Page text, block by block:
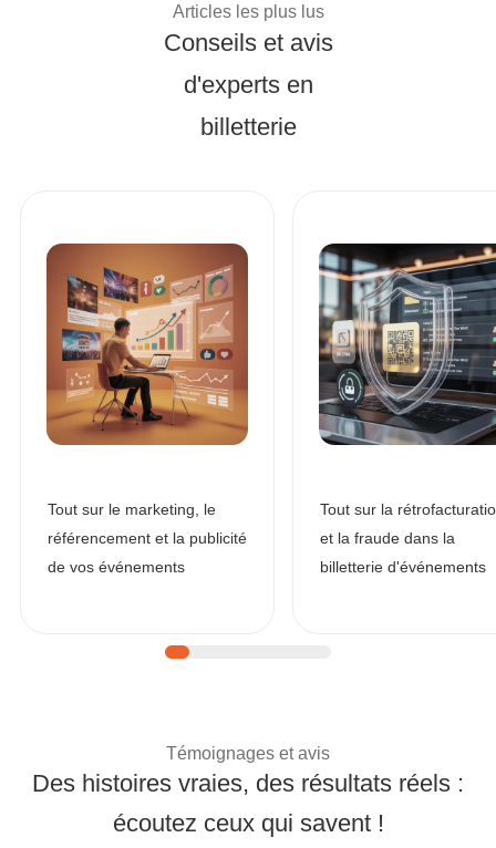
Articles les plus lusConseils d'experts et
Conseils et avis
d'experts en
billetterie
Tout sur le marketing, le
référencement et la publicité
de vos événements
Tout sur la
et la fraude dans la
billetterie d'événements
Témoignages et avis| Témoignages de
Des histoires vraies, des résultats réels :
écoutez ceux qui savent !